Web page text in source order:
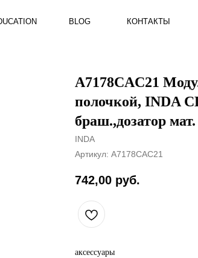
BLOG КОНТАКТЫ
A7178CAC21
полочкой, INDA
браш.,дозатор
INDA
Артикул: A7178CAC21
742,00 руб.
аксессуары